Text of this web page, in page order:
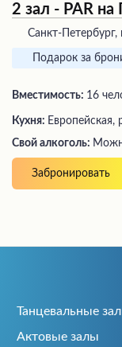
2 зал - PAR на
Санкт-
Подарок за
Вместимость: 16
Кухня: Европейская,
Свой алкоголь:
Забронировать
Танцевальные
Актовые залы